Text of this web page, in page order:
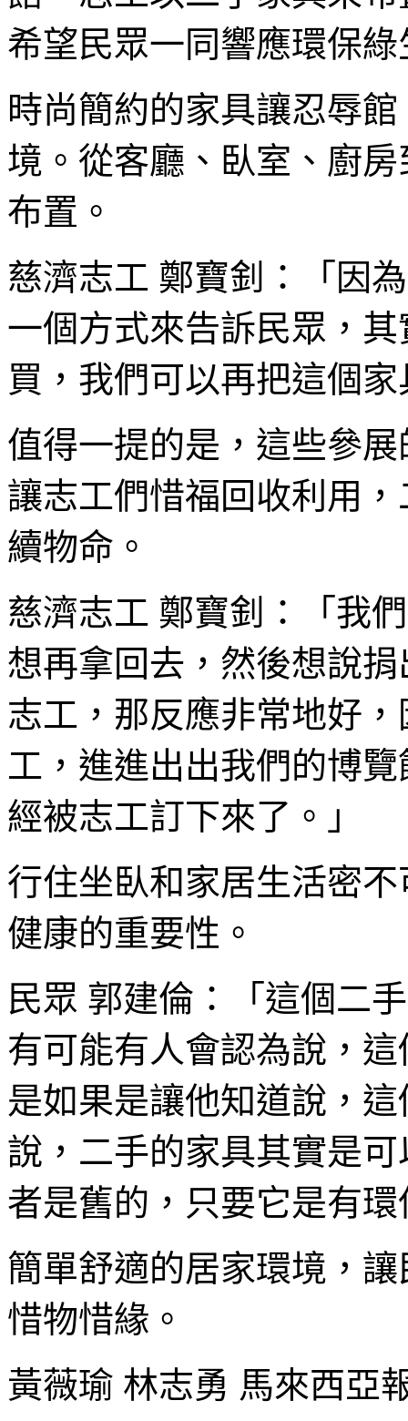
希望民眾一同響應環保綠
時尚簡約的家具讓忍辱
境。從客廳、臥室、廚
布置。
慈濟志工 鄭寶釗：「因
一個方式來告訴民眾，
買，我們可以再把這個
值得一提的是，這些參
讓志工們惜福回收利用
續物命。
慈濟志工 鄭寶釗：「我
想再拿回去，然後想說
志工，那反應非常地好
工，進進出出我們的博
經被志工訂下來了。」
行住坐臥和家居生活密
健康的重要性。
民眾 郭建倫：「這個二
有可能有人會認為說，
是如果是讓他知道說，
說，二手的家具其實是
者是舊的，只要它是有
簡單舒適的居家環境，
惜物惜緣。
黃薇瑜 林志勇 馬來西亞